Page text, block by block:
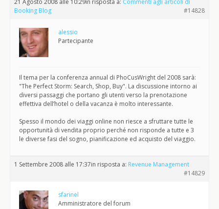
21 Agosto 2008 alle 10:29in risposta a: Commenti agli articoli di
Booking Blog
#14828
alessio
Partecipante
Il tema per la conferenza annual di PhoCusWright del 2008 sarà:
"The Perfect Storm: Search, Shop, Buy". La discussione intorno ai
diversi passaggi che portano gli utenti verso la prenotazione
effettiva dell’hotel o della vacanza è molto interessante.
Spesso il mondo dei viaggi online non riesce a sfruttare tutte le
opportunità di vendita proprio perché non risponde a tutte e 3
le diverse fasi del sogno, pianificazione ed acquisto del viaggio.
1 Settembre 2008 alle 17:37in risposta a: Revenue Management
#14829
sfarinel
Amministratore del forum